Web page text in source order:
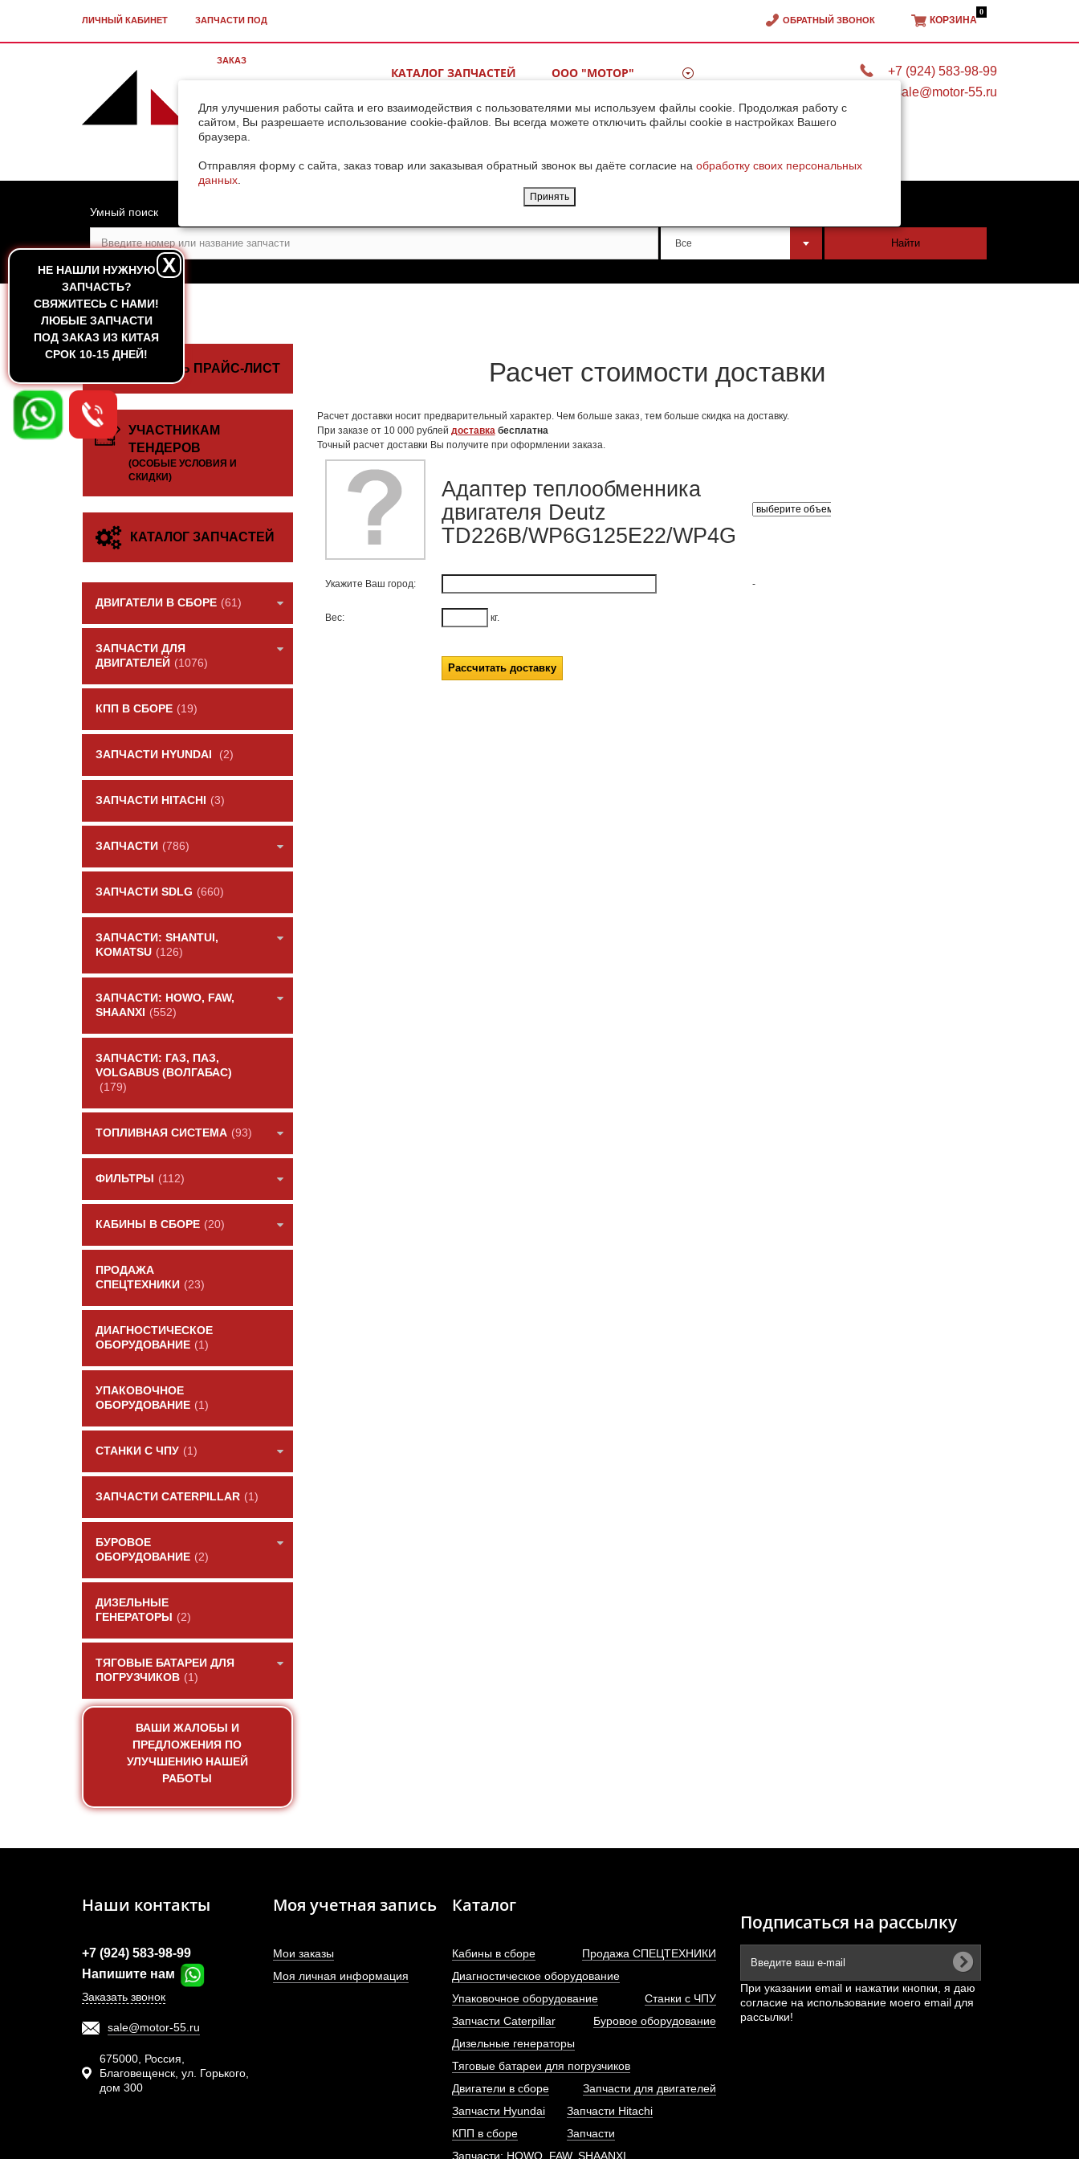
Для улучшения работы сайта и его взаимодействия с пользователями мы используем файлы cookie. Продолжая работу с
сайтом, Вы разрешаете использование cookie-файлов. Вы всегда можете отключить файлы cookie в настройках Вашего
браузера.
Отправляя форму с сайта, заказ товар или заказывая обратный звонок вы даёте согласие на обработку своих персональных
данных
Принять
ЛИЧНЫЙ КАБИНЕТ ЗАПЧАСТИ ПОД
ЗАКАЗ
ОБРАТНЫЙ ЗВОНОК КОРЗИНА
0
КАТАЛОГ ЗАПЧАСТЕЙ ООО "МОТОР"
ВИДЕОГАЛЕРЕЯ КОНТАКТЫ
+7 (924) 583-98-99
sale@motor-55.ru
НЕ НАШЛИ НУЖНУЮ
ЗАПЧАСТЬ?
CВЯЖИТЕСЬ С НАМИ!
ЛЮБЫЕ ЗАПЧАСТИ
ПОД ЗАКАЗ ИЗ КИТАЯ
СРОК 10-15 ДНЕЙ!
X
Умный поиск
Все Найти
ГЛАВНАЯ
СКАЧАТЬ ПРАЙС-ЛИСТ
УЧАСТНИКАМ
ТЕНДЕРОВ
(ОСОБЫЕ УСЛОВИЯ И
СКИДКИ)
КАТАЛОГ ЗАПЧАСТЕЙ
ДВИГАТЕЛИ В СБОРЕ (61)
ЗАПЧАСТИ ДЛЯ
ДВИГАТЕЛЕЙ (1076)
КПП В СБОРЕ (19)
ЗАПЧАСТИ HYUNDAI (2)
ЗАПЧАСТИ HITACHI (3)
ЗАПЧАСТИ (786)
ЗАПЧАСТИ SDLG (660)
ЗАПЧАСТИ: SHANTUI,
KOMATSU (126)
ЗАПЧАСТИ: HOWO, FAW,
SHAANXI
(552)
ЗАПЧАСТИ: ГАЗ, ПАЗ,
VOLGABUS (ВОЛГАБАС)
(179)
ТОПЛИВНАЯ СИСТЕМА (93)
ФИЛЬТРЫ (112)
КАБИНЫ В СБОРЕ (20)
ПРОДАЖА
СПЕЦТЕХНИКИ (23)
ДИАГНОСТИЧЕСКОЕ
ОБОРУДОВАНИЕ (1)
УПАКОВОЧНОЕ
ОБОРУДОВАНИЕ (1)
СТАНКИ С ЧПУ (1)
ЗАПЧАСТИ CATERPILLAR (1)
БУРОВОЕ
ОБОРУДОВАНИЕ (2)
ДИЗЕЛЬНЫЕ
ГЕНЕРАТОРЫ
(2)
ТЯГОВЫЕ БАТАРЕИ ДЛЯ
ПОГРУЗЧИКОВ (1)
ВАШИ ЖАЛОБЫ И
ПРЕДЛОЖЕНИЯ ПО
УЛУЧШЕНИЮ НАШЕЙ
РАБОТЫ
Расчет стоимости доставки
Расчет доставки носит предварительный характер. Чем больше заказ, тем больше скидка на доставку.
При заказе от 10 000 рублей доставкабесплатна
Точный расчет доставки Вы получите при оформлении заказа.
Адаптер теплообменника
двигателя Deutz
TD226B/WP6G125E22/WP4G
Укажите Ваш город: -
Вес: кг.
Наши контакты
+7 (924) 583-98-99
Напишите нам
Заказать звонок
sale@motor-55.ru
675000, Россия,
Благовещенск, ул. Горького,
дом 300
Моя учетная запись
Мои заказы
Моя личная информация
Каталог
Двигатели в сборе Запчасти для двигателей
КПП в сборе
Запчасти Hyundai
Запчасти Hitachi
Запчасти
Запчасти: HOWO, FAW, SHAANXI
Кабины в сборе
Продажа СПЕЦТЕХНИКИ
Диагностическое оборудование
Упаковочное оборудование
Станки с ЧПУ
Запчасти Caterpillar
Буровое оборудование
Дизельные генераторы
Тяговые батареи для погрузчиков
Подписаться на рассылку
При указании email и нажатии кнопки, я даю
согласие на использование моего email для
рассылки!